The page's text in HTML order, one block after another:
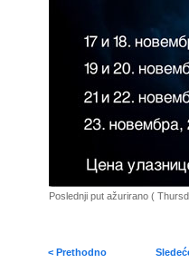
Poslednji put ažurirano (
< Prethodno